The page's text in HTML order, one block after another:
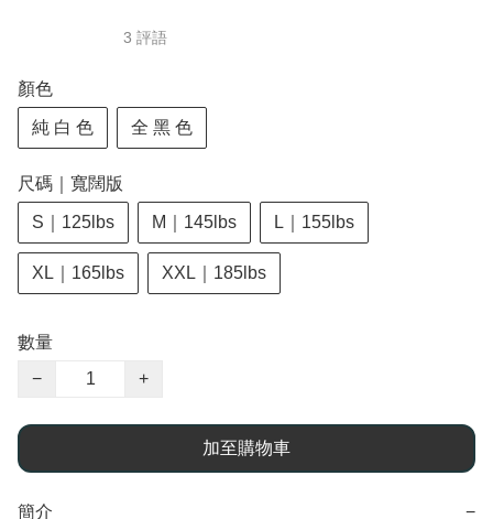
3 評語
顏色
純 白 色 全 黑 色
尺碼｜寬闊版
S｜125lbs M｜145lbs L｜155lbs
XL｜165lbs XXL｜185lbs
數量
−
+
加至購物車
簡介 −